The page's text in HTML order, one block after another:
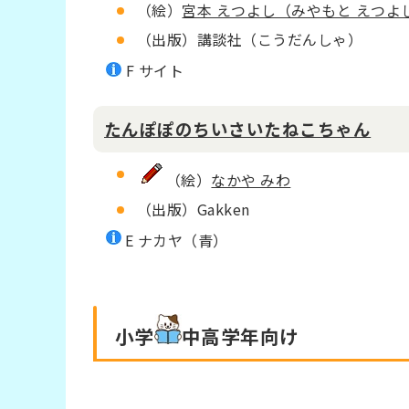
（絵） 宮本 えつよし（みやもと えつよ
（出版）講談社（こうだんしゃ）
F サイト
たんぽぽのちいさいたねこちゃん
（絵） なかや みわ
（出版）Gakken
E ナカヤ（青）
小学 中高学年向け